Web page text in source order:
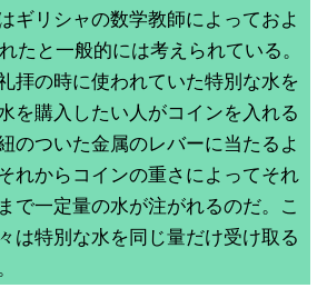
ギリシャの数学教師によっておよ
たと一般的には考えられている。
拝の時に使われていた特別な水を
を購入したい人がコインを入れる
のついた金属のレバーに当たるよ
れからコインの重さによってそれ
で一定量の水が注がれるのだ。こ
は特別な水を同じ量だけ受け取る